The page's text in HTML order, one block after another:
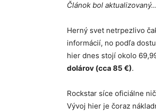
Článok bol aktualizovaný…
Herný svet netrpezlivo
informácií, no podľa
hier dnes stojí okolo
dolárov (cca 85 €).
Rockstar síce oficiálne
Vývoj hier je čoraz